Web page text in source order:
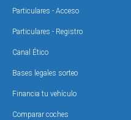
Particulares - Acceso
Particulares - Registro
Canal Ético
Bases legales sorteo
Financia tu vehículo
Comparar coches